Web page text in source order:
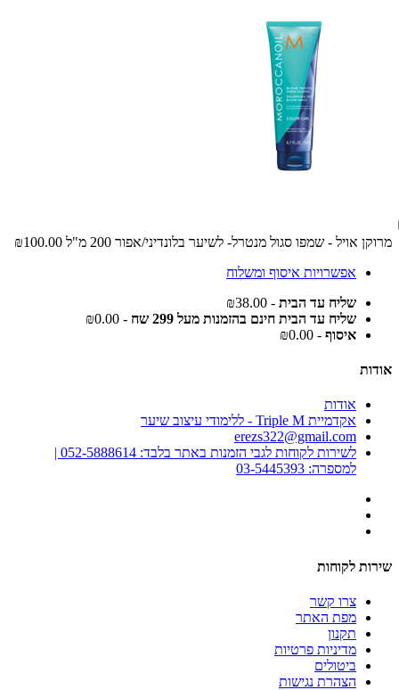
מרוקן אויל - שמפו סגול מנטרל- לשיער בלונדיני/אפור 200 מ"ל
₪100.00
אפשרויות איסוף ומשלוח
שליח עד הבית - ₪38.00
שליח עד הבית חינם בהזמנות מעל 299 שח
- ₪0.00
איסוף - ₪0.00
אודות
אודות
אקדמיית Triple M - ללימודי עיצוב שיער
erezs322@gmail.com
לשירות לקוחות לגבי הזמנות באתר בלבד: 052-5888614 |
למספרה: 03-5445393
שירות לקוחות
צרו קשר
מפת האתר
תקנון
מדיניות פרטיות
ביטולים
הצהרת נגישות